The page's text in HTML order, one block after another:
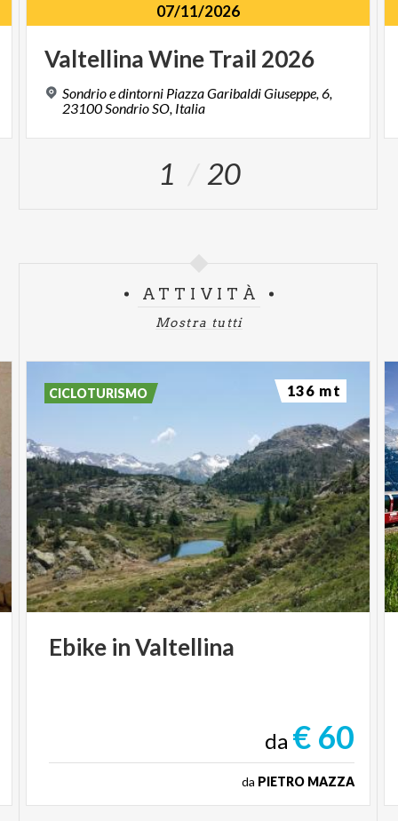
07/11/2026
ValtellinaWineTrail 2026
Sondrio e dintorni Piazza Garibaldi Giuseppe, 6,
23100 Sondrio SO, Italia
1 20
ATTIVITÀ
Mostra tutti
Ebike inValtellina
da € 60
da PIETRO MAZZA
CICLOTURISMO 136 mt